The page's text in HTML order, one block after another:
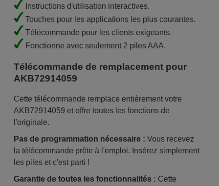
Instructions d'utilisation interactives.
Touches pour les applications les plus courantes.
Télécommande pour les clients exigeants.
Fonctionne avec seulement 2 piles AAA.
Télécommande de remplacement pour
AKB72914059
Cette télécommande remplace entièrement votre
AKB72914059 et offre toutes les fonctions de
l'originale.
Pas de programmation nécessaire : Vous recevez
la télécommande prête à l'emploi. Insérez simplement
les piles et c'est parti !
Garantie de toutes les fonctionnalités : Cette